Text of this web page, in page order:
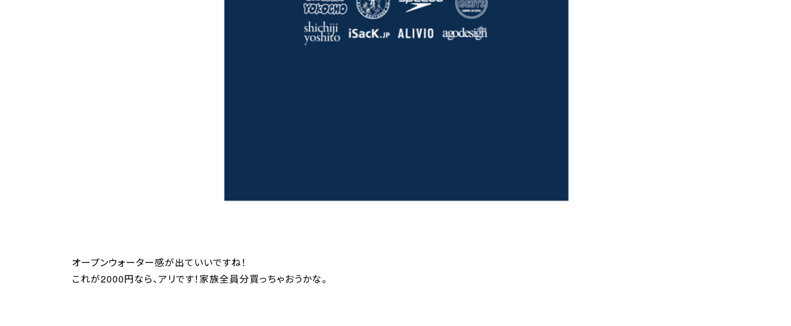
オープンウォーター感が出ていいですね！
これが2000円なら、アリです！家族全員分買っちゃおうかな。